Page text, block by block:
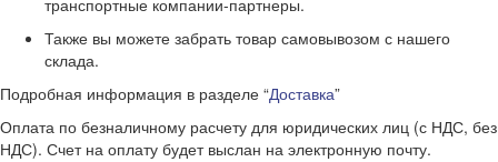
транспортные компании-партнеры.
Также вы можете забрать товар самовывозом с нашего
склада.
Подробная информация в разделе “Доставка”
Оплата по безналичному расчету для юридических лиц (с НДС, без
НДС). Счет на оплату будет выслан на электронную почту.